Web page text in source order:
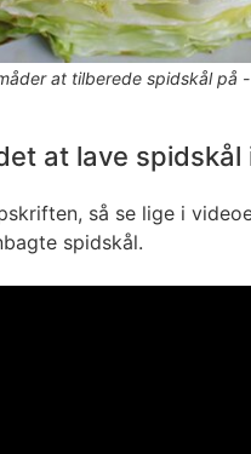
at tilberede spidskål på
at lave spidskål
så se lige i
spidskål.